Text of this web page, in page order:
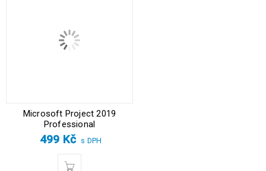
Microsoft Project 2019
Professional
499 Kč s DPH